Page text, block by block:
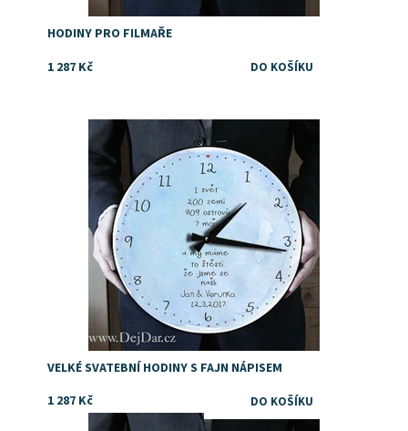
HODINY PRO FILMAŘE
1 287 Kč
Dostupnost: Skladem
VELKÉ SVATEBNÍ HODINY S FAJN NÁPISEM
1 287 Kč
TIP NA SVATEBNÍ DÁREK